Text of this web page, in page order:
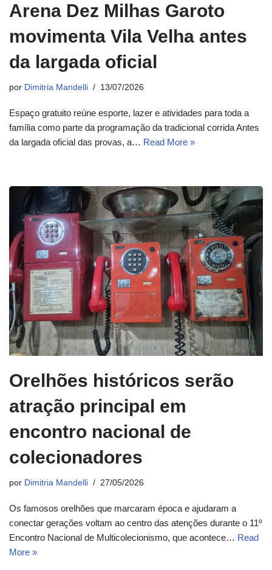
Arena Dez Milhas Garoto
movimenta Vila Velha antes
da largada oficial
por Dimitria Mandelli 13/07/2026
Espaço gratuito reúne esporte, lazer e atividades para toda a
família como parte da programação da tradicional corrida Antes
da largada oficial das provas, a… Read More »
Orelhões históricos serão
atração principal em
encontro nacional de
colecionadores
por Dimitria Mandelli 27/05/2026
Os famosos orelhões que marcaram época e ajudaram a
conectar gerações voltam ao centro das atenções durante o 11º
Encontro Nacional de Multicolecionismo, que acontece… Read
More »